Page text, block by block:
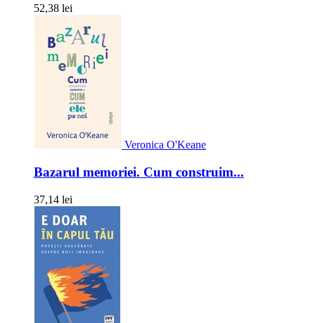
52,38 lei
Veronica O'Keane
Bazarul memoriei. Cum construim...
37,14 lei